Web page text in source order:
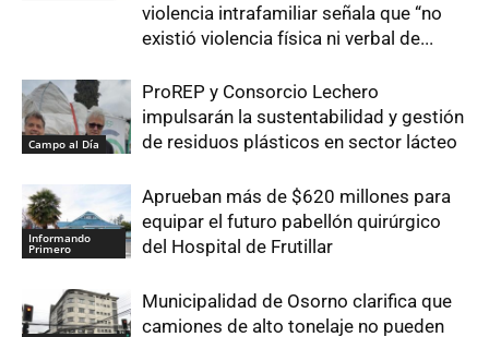
violencia intrafamiliar señala que “no
existió violencia física ni verbal de...
Campo al Día
ProREP y Consorcio Lechero
impulsarán la sustentabilidad y gestión
de residuos plásticos en sector lácteo
Informando
Primero
Aprueban más de $620 millones para
equipar el futuro pabellón quirúrgico
del Hospital de Frutillar
Municipalidad de Osorno clarifica que
camiones de alto tonelaje no pueden